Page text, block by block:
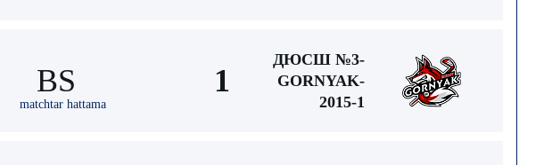
BS
matchtar hattama
1
ДЮСШ №3-
GORNYAK-
2015-1